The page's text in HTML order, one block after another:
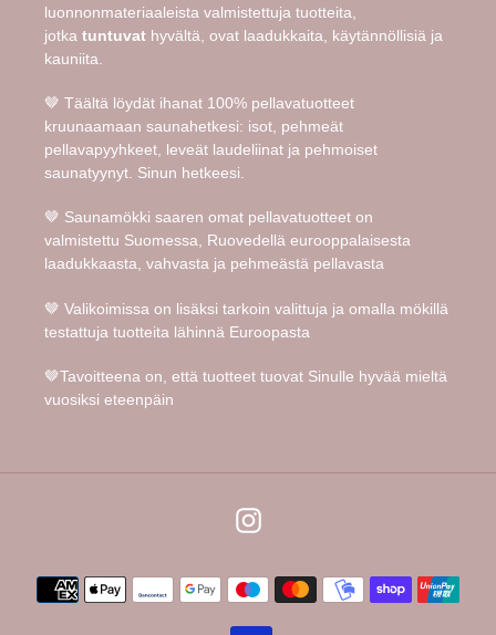
luonnonmateriaaleista valmistettuja tuotteita,
jotka tuntuvat hyvältä, ovat laadukkaita, käytännöllisiä ja
kauniita.
🤎 Täältä löydät ihanat 100% pellavatuotteet
kruunaamaan saunahetkesi: isot, pehmeät
pellavapyyhkeet, leveät laudeliinat ja pehmoiset
saunatyynyt. Sinun hetkeesi.
🤎 Saunamökki saaren omat pellavatuotteet on
valmistettu Suomessa, Ruovedellä eurooppalaisesta
laadukkaasta, vahvasta ja pehmeästä pellavasta
🤎 Valikoimissa on lisäksi tarkoin valittuja ja omalla mökillä
testattuja tuotteita lähinnä Euroopasta
🤎Tavoitteena on, että tuotteet tuovat Sinulle hyvää mieltä
vuosiksi eteenpäin
Instagram
Maksutavat